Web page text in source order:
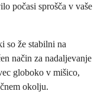
počasi sprošča v vaše
so že stabilni na
način za nadaljevanje
globoko v mišico,
okolju.